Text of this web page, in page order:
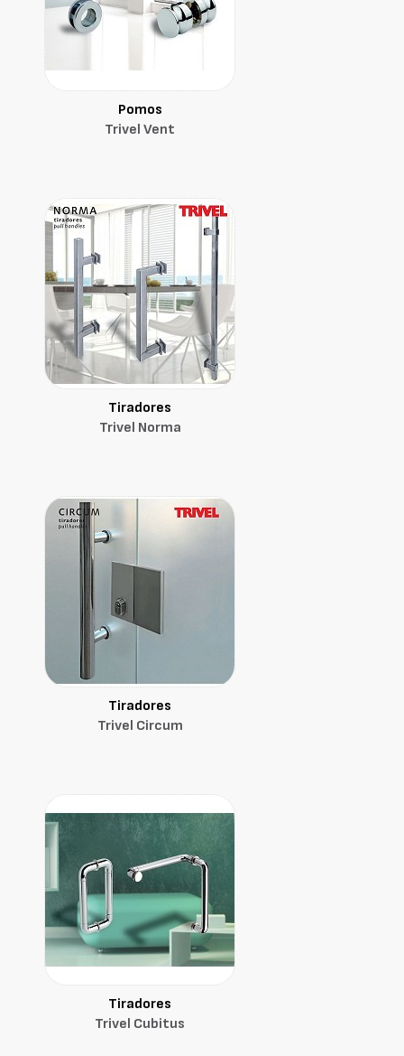
Pomos
Trivel Vent
Tiradores
Trivel Norma
Tiradores
Trivel Circum
Tiradores
Trivel Cubitus